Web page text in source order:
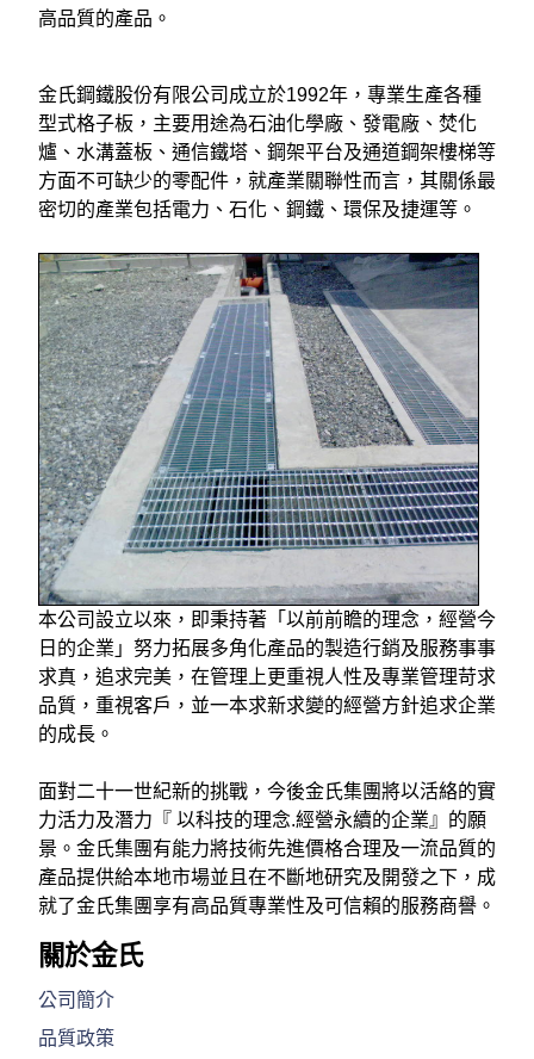
高品質的產品。
金氏鋼鐵股份有限公司成立於1992年，專業生產各種
型式格子板，主要用途為石油化學廠、發電廠、焚化
爐、水溝蓋板、通信鐵塔、鋼架平台及通道鋼架樓梯等
方面不可缺少的零配件，就產業關聯性而言，其關係最
密切的產業包括電力、石化、鋼鐵、環保及捷運等。
本公司設立以來，即秉持著「以前前瞻的理念，經營今
日的企業」努力拓展多角化產品的製造行銷及服務事事
求真，追求完美，在管理上更重視人性及專業管理苛求
品質，重視客戶，並一本求新求變的經營方針追求企業
的成長。
面對二十一世紀新的挑戰，今後金氏集團將以活絡的實
力活力及潛力『 以科技的理念.經營永續的企業』的願
景。金氏集團有能力將技術先進價格合理及一流品質的
產品提供給本地市場並且在不斷地研究及開發之下，成
就了金氏集團享有高品質專業性及可信賴的服務商譽。
關於金氏
公司簡介
品質政策